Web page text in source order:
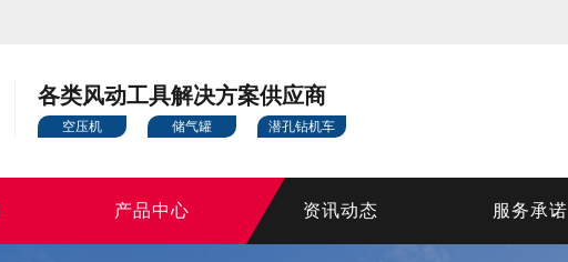
各类风动工具解决方案供应商
空压机 储气罐 潜孔钻机车
产品中心 资讯动态 服务承诺